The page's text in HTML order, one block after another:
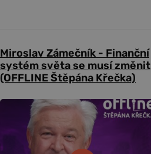
Miroslav Zámečník - Finanční
systém světa se musí změnit
(OFFLINE Štěpána Křečka)